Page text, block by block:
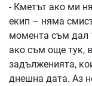
- Кметът ако ми
екип – няма
момента съм дал
ако съм още тук,
задълженията,
днешна дата. Аз